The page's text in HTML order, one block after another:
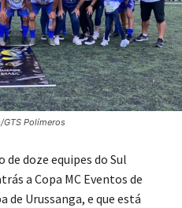
GTS Polímeros
de doze equipes do Sul
a Copa MC Eventos de
Urussanga, e que está